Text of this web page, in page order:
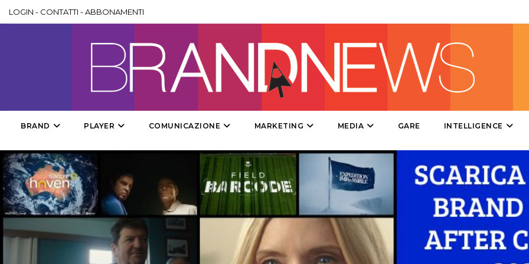
CSR
STRATEGIE
CINEMA
DIGITALE
EDITORIA
ESTERNA
LOGIN - CONTATTI -ABBONAMENTI
BRAND PLAYER COMUNICAZIONE MARKETING MEDIA GARE INTELLIGENCE